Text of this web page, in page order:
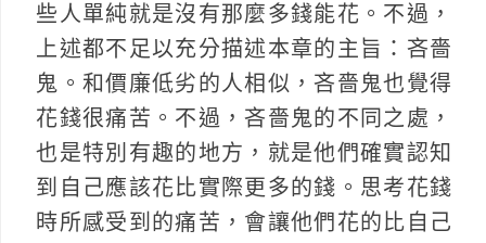
些人單純就是沒有那麼多錢能花。不過，
上述都不足以充分描述本章的主旨：吝嗇
鬼。和價廉低劣的人相似，吝嗇鬼也覺得
花錢很痛苦。不過，吝嗇鬼的不同之處，
也是特別有趣的地方，就是他們確實認知
到自己應該花比實際更多的錢。思考花錢
時所感受到的痛苦，會讓他們花的比自己